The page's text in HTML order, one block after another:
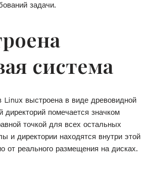
задачи.
система
Linux выстроена в виде древовидной
директорий помечается значком
точкой для всех остальных
и директории находятся внутри этой
от реального размещения на дисках.